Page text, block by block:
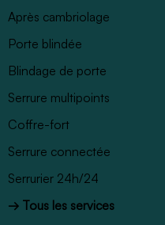
Après cambriolage
Porte blindée
Blindage de porte
Serrure multipoints
Coffre-fort
Serrure connectée
Serrurier 24h/24
→ Tous les services